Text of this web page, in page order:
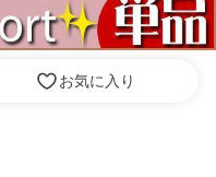
お気に入り